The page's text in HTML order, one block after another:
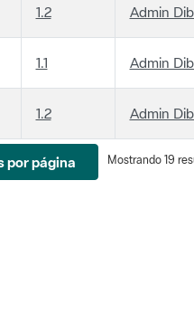
1.1 Admin
1.2 Admin
por página Mostrando 19